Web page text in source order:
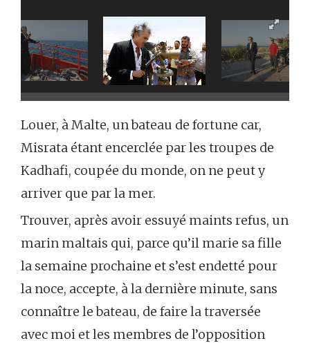
Louer, à Malte, un bateau de fortune car,
Misrata étant encerclée par les troupes de
Kadhafi, coupée du monde, on ne peut y
arriver que par la mer.
Trouver, après avoir essuyé maints refus, un
marin maltais qui, parce qu’il marie sa fille
la semaine prochaine et s’est endetté pour
la noce, accepte, à la dernière minute, sans
connaître le bateau, de faire la traversée
avec moi et les membres de l’opposition